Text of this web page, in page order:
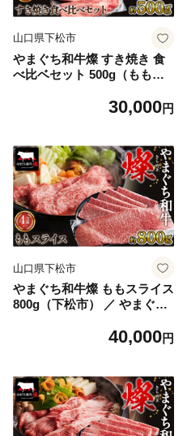
山口県下松市
やまぐち和牛燦 すき焼き 食
べ比ベセット 500g（もも・
（下松市） ／ やまぐち和牛
肉 国産 黒毛和牛 和牛 ブラン
ド牛 旨味 柔らか お取り寄せ
下松 ごちそう 家庭用 ギフト
肉 No.214
30,000円
山口県下松市
やまぐち和牛燦 ももスライス
800g（下松市） ／ やまぐち
国産 和牛 赤身 旨味 甘み し
るさと納税 お取り寄せ ギフ
ト No.216
40,000円